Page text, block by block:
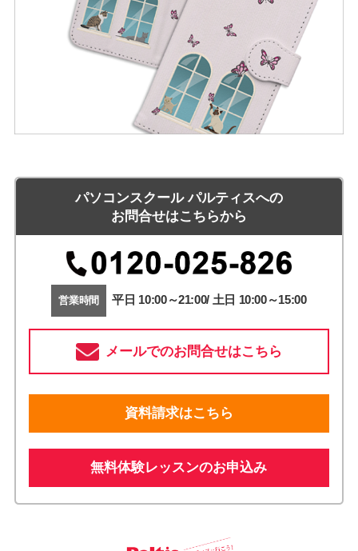
パソコンスクール パルティスへの
お問合せはこちらから
営業時間 平日 10:00～21:00/ 土日 10:00～15:00
メールでのお問合せはこちら
資料請求はこちら
無料体験レッスンのお申込み